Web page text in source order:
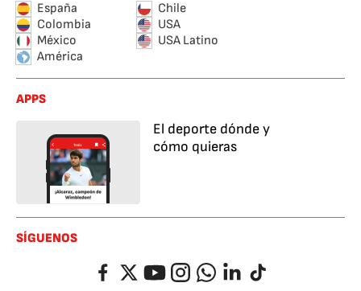
España
Chile
Colombia
USA
México
USA Latino
América
APPS
El deporte dónde y
cómo quieras
SÍGUENOS
FacebookTwitterYouTubeInstagramWhatsappLinkedIn
TikTok